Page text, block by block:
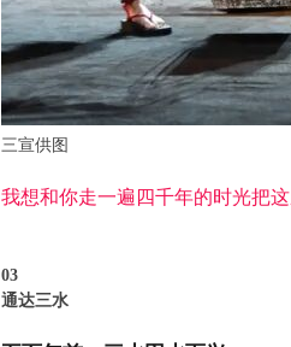
三宣供图
我想和你走一遍四千年的时光把
03
通达三水